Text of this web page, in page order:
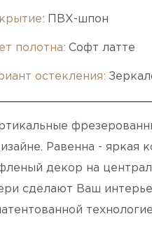
ПВХ-шпон
полотна: Софт латте
остекления:
Равенна - яркая
декор на
сделают Ваш